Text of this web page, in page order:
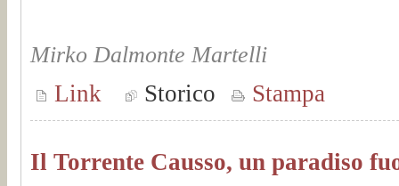
Mirko Dalmonte Martelli
Link Storico Stampa
Il Torrente Causso, un paradiso